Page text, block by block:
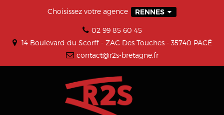
Choisissez votre agence RENNES
02 99 85 60 45
14 Boulevard du Scorff - ZAC Des Touches - 35740 PACÉ
contact@r2s-bretagne.fr